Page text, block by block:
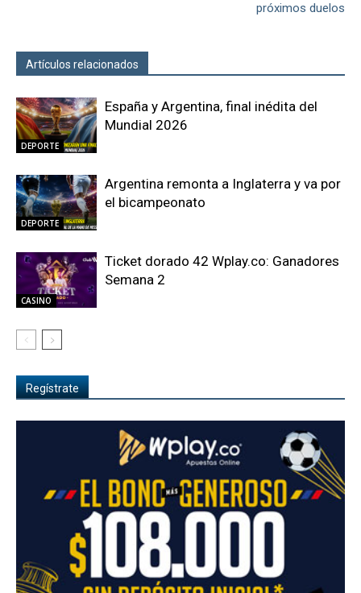
próximos duelos
Artículos relacionados
DEPORTE
España y Argentina, final inédita del
Mundial 2026
DEPORTE
Argentina remonta a Inglaterra y va por
el bicampeonato
CASINO
Ticket dorado 42 Wplay.co: Ganadores
Semana 2
Regístrate